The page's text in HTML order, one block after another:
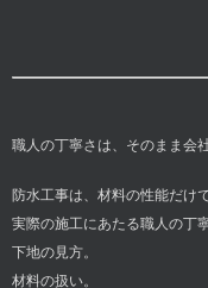
職人の丁寧さは、そのまま会
防水工事は、材料の性能だけ
実際の施工にあたる職人の丁
下地の見方。
材料の扱い。